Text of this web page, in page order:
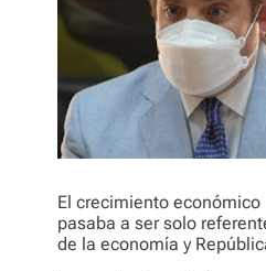
El crecimiento económico
pasaba a ser solo
de la economía y